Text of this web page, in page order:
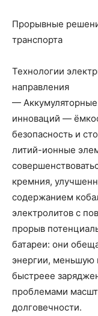
Прорывные
транспорта
Технологии
направления
—
инноваций —
безопасность и
литий-ионные
кремния,
содержанием
электролитов с
прорыв
батареи: они
энергии, меньшую
быстреее
проблемами
долговечности.